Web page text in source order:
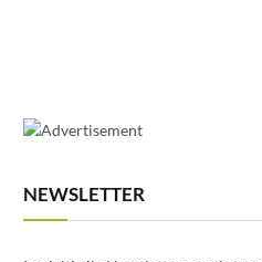
NEWSLETTER